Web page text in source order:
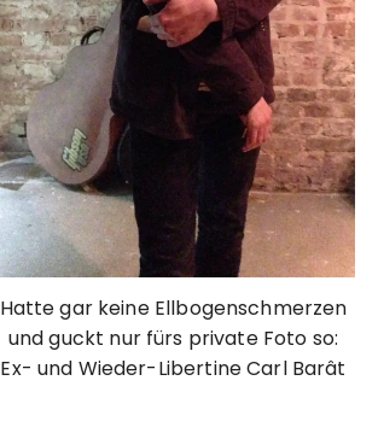
Hatte gar keine Ellbogenschmerzen
und guckt nur fürs private Foto so:
Ex- und Wieder-Libertine Carl Barât